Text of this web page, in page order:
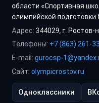
области «Спортивная
олимпийской подготовки
Адрес: 344029, г. Ростов-
Телефоны: +7 (863) 261-
E-mail: gurocsp-
Сайт: olympicrostov.ru
Одноклассники